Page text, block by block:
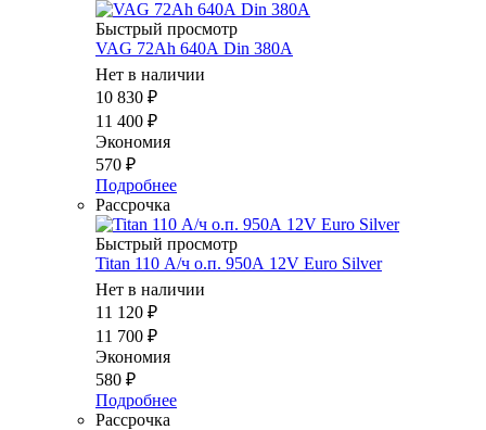
Быстрый просмотр
VAG 72Ah 640А Din 380A
Нет в наличии
10 830 ₽
11 400 ₽
Экономия
570 ₽
Подробнее
Рассрочка
Быстрый просмотр
Titan 110 А/ч о.п. 950А 12V Euro Silver
Нет в наличии
11 120 ₽
11 700 ₽
Экономия
580 ₽
Подробнее
Рассрочка